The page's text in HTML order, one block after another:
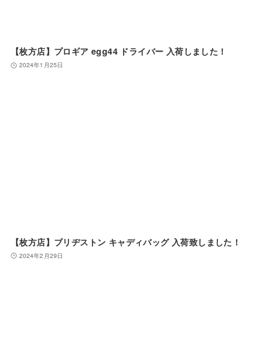
【枚方店】プロギア egg44 ドライバー 入荷しました！
2024年1月25日
【枚方店】ブリヂストン キャディバッグ 入荷致しました！
2024年2月29日